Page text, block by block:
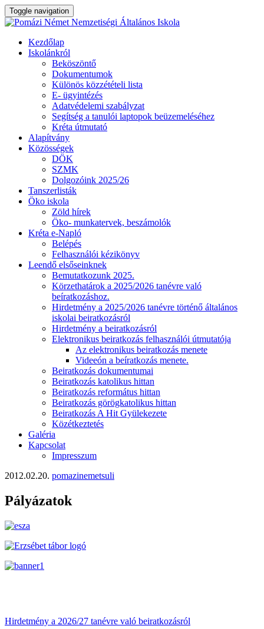
Toggle navigation
Skip
Kezdőlap
Iskolánkról
Beköszöntő
Dokumentumok
Különös közzétételi lista
E- ügyintézés
Adatvédelemi szabályzat
Segítség a tanulói laptopok beüzemeléséhez
Kréta útmutató
Alapítvány
Közösségek
DÖK
SZMK
Dolgozóink 2025/26
Tanszerlisták
Öko iskola
Zöld hírek
Öko- munkatervek, beszámolók
Kréta e-Napló
Belépés
Felhasználói kézikönyv
Leendő elsőseinknek
Bemutatkozunk 2025.
Körzethatárok a 2025/2026 tanévre való
beíratkozáshoz.
Hirdetmény a 2025/2026 tanévre történő általános
iskolai beiratkozásról
Hirdetmény a beiratkozásról
Elektronikus beiratkozás felhasználói útmutatója
Az elektronikus beiratkozás menete
Videeón a beíratkozás menete.
Beiratkozás dokumentumai
Beiratkozás katolikus hittan
Beiratkozás református hittan
Beiratkozás görögkatolikus hittan
Beiratkozás A Hit Gyülekezete
Közétkeztetés
Galéria
Kapcsolat
Impresszum
2012.02.20. pomazinemetsuli
Pályázatok
Hirdetmény a 2026/27 tanévre való beiratkozásról